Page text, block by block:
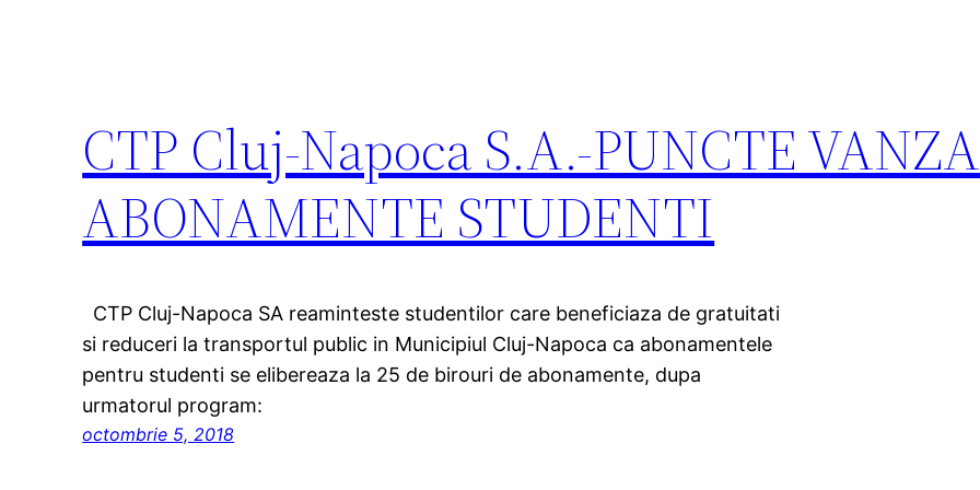
CTP Cluj-Napoca S.A.-PUNCTE
ABONAMENTE STUDENTI
CTP Cluj-Napoca SA reaminteste studentilor care beneficiaza de gratuitati
si reduceri la transportul public in Municipiul Cluj-Napoca ca abonamentele
pentru studenti se elibereaza la 25 de birouri de abonamente, dupa
urmatorul program:
octombrie 5, 2018